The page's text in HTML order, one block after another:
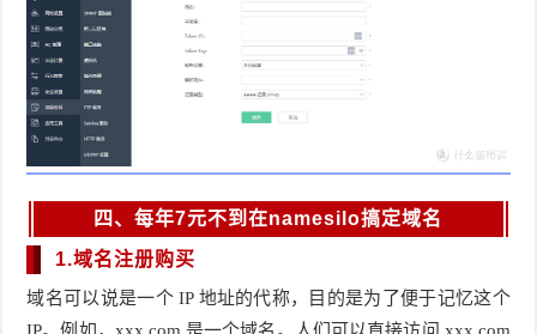
四、每年7元不到在namesilo搞定域名
1.域名注册购买
域名可以说是一个 IP 地址的代称，目的是为了便于记忆这个